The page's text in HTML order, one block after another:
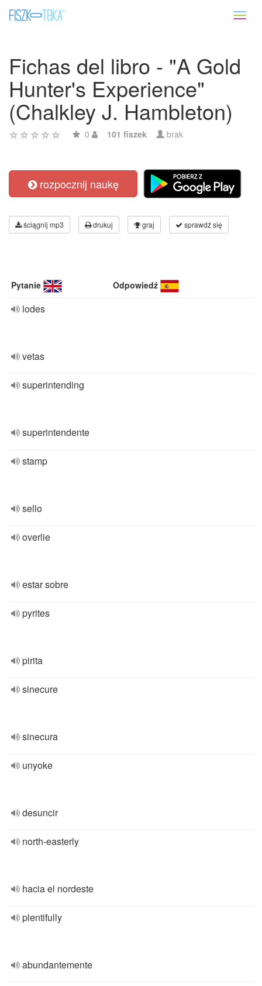
Fichas del libro - "A Gold
Hunter's Experience"
(Chalkley J. Hambleton)
0 101 fiszek brak
rozpocznij naukę
ściągnij mp3 drukuj graj sprawdź się
Pytanie Odpowiedź
lodes
vetas
superintending
superintendente
stamp
sello
overlie
estar sobre
pyrites
pirita
sinecure
sinecura
unyoke
desuncir
north-easterly
hacia el nordeste
plentifully
abundantemente